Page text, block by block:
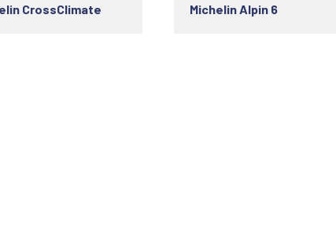
CrossClimate Michelin Alpin 6